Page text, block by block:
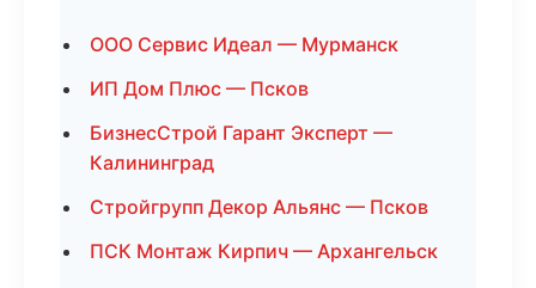
ООО Сервис Идеал — Мурманск
ИП Дом Плюс — Псков
БизнесСтрой Гарант Эксперт —
Калининград
Стройгрупп Декор Альянс — Псков
ПСК Монтаж Кирпич — Архангельск